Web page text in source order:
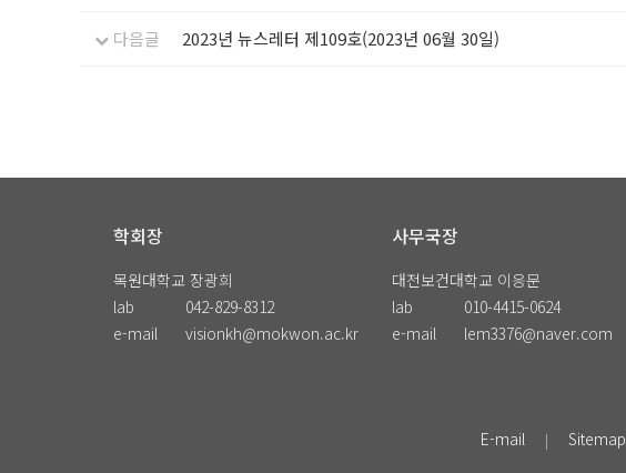
다음글 2023년 뉴스레터 제109호(2023년 06월 30일)
학회장
목원대학교 장광희
lab
042-829-8312
e-mail
visionkh@mokwon.ac.kr
사무국장
대전보건대학교 이응문
lab
010-4415-0624
e-mail
lem3376@naver.com
E-mail | Sitemap